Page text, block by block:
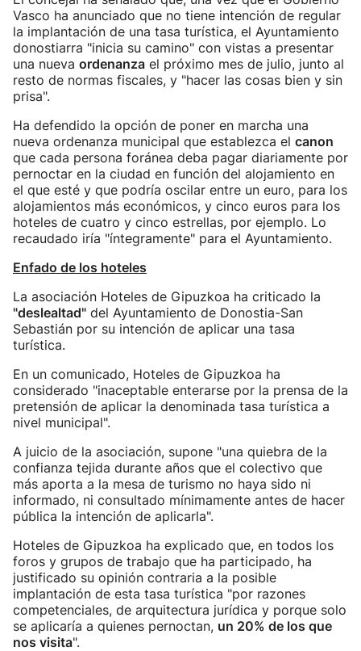
Vasco ha anunciado que no tiene intención de regular
la implantación de una tasa turística, el Ayuntamiento
donostiarra "inicia su camino" con vistas a presentar
una nueva ordenanza el próximo mes de julio, junto al
resto de normas fiscales, y "hacer las cosas bien y sin
prisa".
Ha defendido la opción de poner en marcha una
nueva ordenanza municipal que establezca el canon
que cada persona foránea deba pagar diariamente por
pernoctar en la ciudad en función del alojamiento en
el que esté y que podría oscilar entre un euro, para los
alojamientos más económicos, y cinco euros para los
hoteles de cuatro y cinco estrellas, por ejemplo. Lo
recaudado iría "íntegramente" para el Ayuntamiento.
Enfado de los hoteles
La asociación Hoteles de Gipuzkoa ha criticado la
"deslealtad" del Ayuntamiento de Donostia-San
Sebastián por su intención de aplicar una tasa
turística.
En un comunicado, Hoteles de Gipuzkoa ha
considerado "inaceptable enterarse por la prensa de la
pretensión de aplicar la denominada tasa turística a
nivel municipal".
A juicio de la asociación, supone "una quiebra de la
confianza tejida durante años que el colectivo que
más aporta a la mesa de turismo no haya sido ni
informado, ni consultado mínimamente antes de hacer
pública la intención de aplicarla".
Hoteles de Gipuzkoa ha explicado que, en todos los
foros y grupos de trabajo que ha participado, ha
justificado su opinión contraria a la posible
implantación de esta tasa turística "por razones
competenciales, de arquitectura jurídica y porque solo
se aplicaría a quienes pernoctan, un 20% de los que
nos visita".